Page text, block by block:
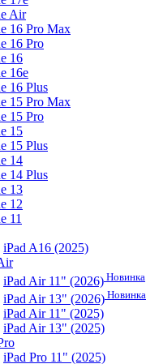
Air
16 Pro Max
16 Pro
16
16e
16 Plus
15 Pro Max
15 Pro
15
15 Plus
14
14 Plus
13
12
11
iPad A16 (2025)
iPad Air 11" (2026) Новинка
iPad Air 13" (2026) Новинка
iPad Air 11" (2025)
iPad Air 13" (2025)
iPad Pro 11" (2025)